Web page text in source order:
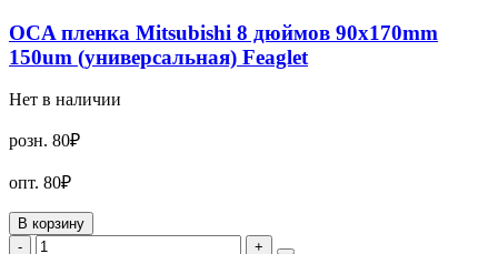
OCA пленка Mitsubishi 8 дюймов 90x170mm
150um (универсальная) Feaglet
Нет в наличии
розн. 80₽
опт. 80₽
В корзину
-
+